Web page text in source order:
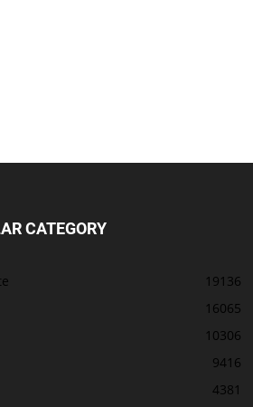
CATEGORY
19136
16065
10306
9416
4381